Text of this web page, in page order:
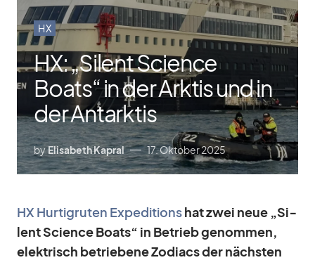
HX
HX: „Silent Science
Boats“ in der Arktis und in
der Antarktis
byElisabeth Kapral 17. Oktober 2025
HX Hur­tig­ru­ten Ex­pe­di­ti­onshat zwei neue „Si­
lent Sci­ence Boats“ in Be­trieb ge­nom­men,
elek­trisch be­trie­bene Zo­diacs der nächs­ten